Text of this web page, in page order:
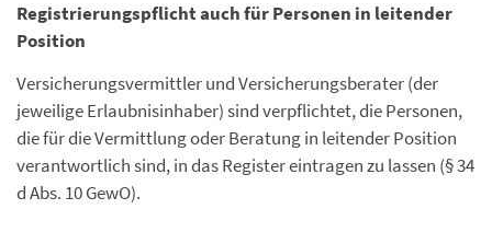
Registrierungspflicht auch für Personen in leitender
Position
Versicherungsvermittler und Versicherungsberater (der
jeweilige Erlaubnisinhaber) sind verpflichtet, die Personen,
die für die Vermittlung oder Beratung in leitender Position
verantwortlich sind, in das Register eintragen zu lassen (§ 34
d Abs. 10 GewO).